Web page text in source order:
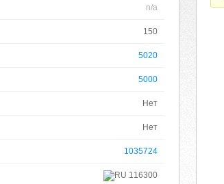
n/a
150
5020
5000
Нет
Нет
1035724
116300